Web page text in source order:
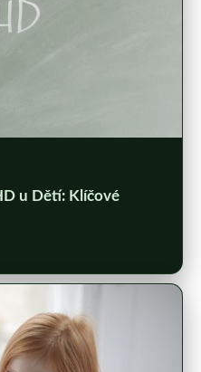
u Dětí: Klíčové